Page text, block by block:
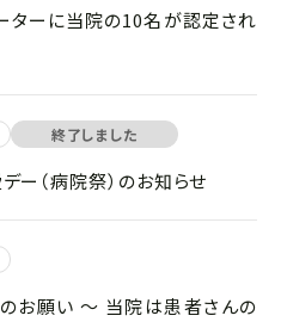
ターに当院の10名が認定され
終了しました
ー（病院祭）のお知らせ
お願い ～ 当院は患者さんの